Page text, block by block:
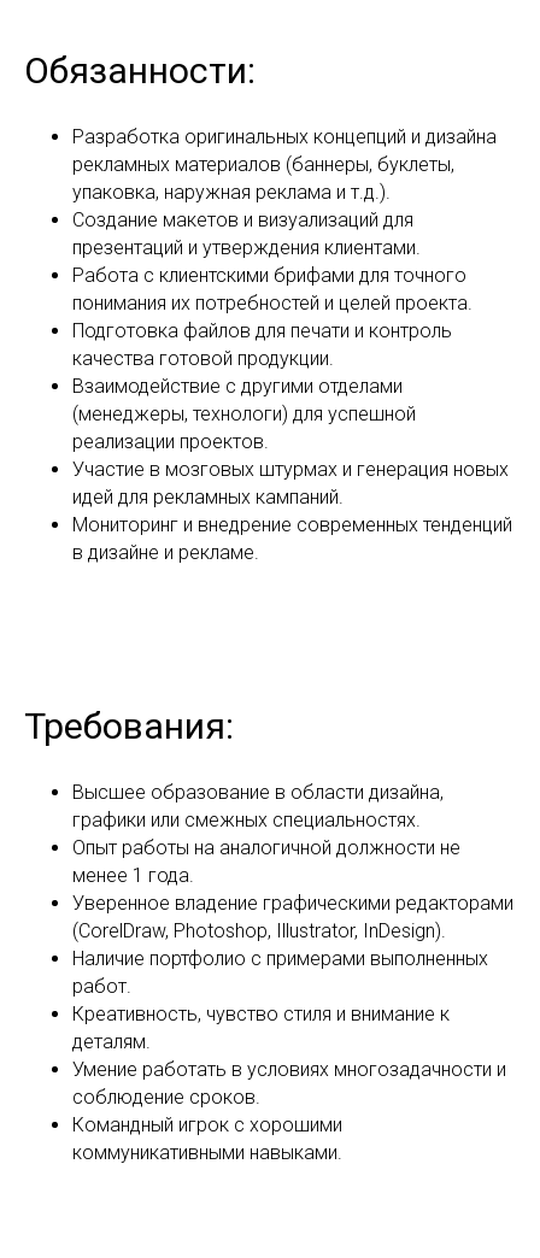
Обязанности:
Разработка оригинальных концепций и дизайна
рекламных материалов (баннеры, буклеты,
упаковка, наружная реклама и т.д.).
Создание макетов и визуализаций для
презентаций и утверждения клиентами.
Работа с клиентскими брифами для точного
понимания их потребностей и целей проекта.
Подготовка файлов для печати и контроль
качества готовой продукции.
Взаимодействие с другими отделами
(менеджеры, технологи) для успешной
реализации проектов.
Участие в мозговых штурмах и генерация новых
идей для рекламных кампаний.
Мониторинг и внедрение современных тенденций
в дизайне и рекламе.
Требования:
Высшее образование в области дизайна,
графики или смежных специальностях.
Опыт работы на аналогичной должности не
менее 1 года.
Уверенное владение графическими редакторами
(CorelDraw, Photoshop, Illustrator, InDesign).
Наличие портфолио с примерами выполненных
работ.
Креативность, чувство стиля и внимание к
деталям.
Умение работать в условиях многозадачности и
соблюдение сроков.
Командный игрок с хорошими
коммуникативными навыками.